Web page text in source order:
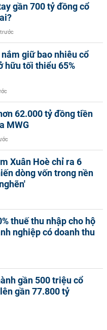
gần 700 tỷ đồng cổ
giữ bao nhiêu cổ
hữu tối thiểu 65%
62.000 tỷ đồng tiền
MWG
Xuân Hoè chỉ ra 6
dòng vốn trong nền
thuế thu nhập cho hộ
nghiệp có doanh thu
gần 500 triệu cổ
gần 77.800 tỷ